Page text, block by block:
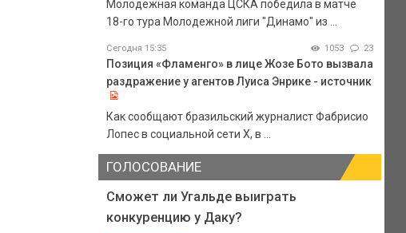
Молодежная команда ЦСКА победила в матче
18-го тура Молодежной лиги "Динамо" из ...
Сегодня 15:35 1053 23
Позиция «Фламенго» в лице Жозе Бото вызвала
раздражение у агентов Луиса Энрике - источник
Как сообщают бразильский журналист Фабрисио
Лопес в социальной сети Х, в ...
ГОЛОСОВАНИЕ
Сможет ли Угальде выиграть
конкуренцию у Даку?